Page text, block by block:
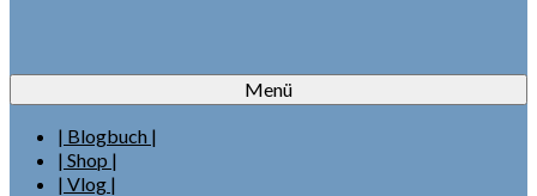
Menü
| Blogbuch |
| Shop |
| Vlog |